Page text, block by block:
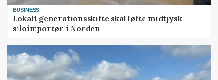
BUSINESS
Lokalt generationsskifte skal løfte midtjysk
siloimportør i Norden